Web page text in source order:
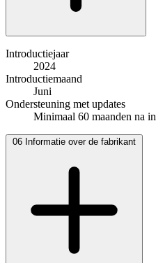
Introductiejaar
2024
Introductiemaand
Juni
Ondersteuning met updates
Minimaal 60 maanden na
06 Informatie over de fabrikant